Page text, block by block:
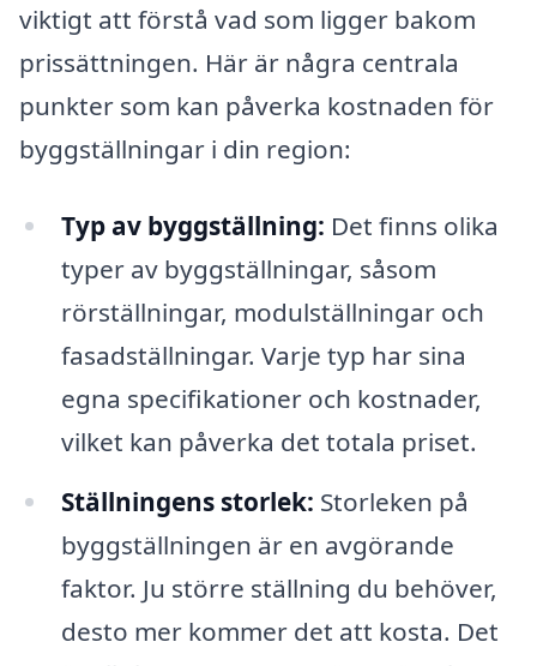
viktigt att förstå vad som ligger bakom
prissättningen. Här är några centrala
punkter som kan påverka kostnaden för
byggställningar i din region:
Typ av byggställning: Det finns olika
typer av byggställningar, såsom
rörställningar, modulställningar och
fasadställningar. Varje typ har sina
egna specifikationer och kostnader,
vilket kan påverka det totala priset.
Ställningens storlek: Storleken på
byggställningen är en avgörande
faktor. Ju större ställning du behöver,
desto mer kommer det att kosta. Det